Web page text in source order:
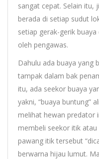
sangat cepat. Selain itu,
berada di setiap sudut
setiap gerak-gerik
oleh pengawas.
Dahulu ada buaya yang
tampak dalam bak
itu, ada seekor buaya
yakni, “buaya buntung”
melihat hewan predator
membeli seekor itik
pawang itik tersebut
berwarna hijau lumut.